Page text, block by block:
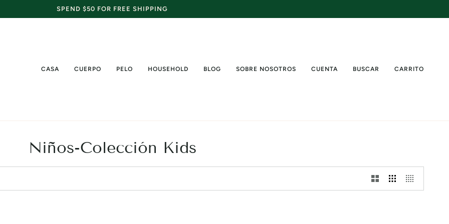
SPEND $50 FOR FREE SHIPPING
CASA CUERPO PELO HOUSEHOLD BLOG SOBRE NOSOTROS CUENTA BUSCAR CARRITO
Niños-Colección Kids